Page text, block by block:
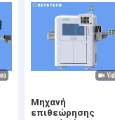
Μηχανή
επιθεώρησης